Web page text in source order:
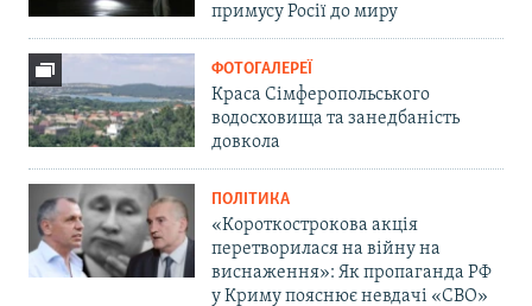
примусу Росії до миру
ФОТОГАЛЕРЕЇ
Краса Сімферопольського
водосховища та занедбаність
довкола
ПОЛІТИКА
«Короткострокова акція
перетворилася на війну на
виснаження»: Як пропаганда РФ
у Криму пояснює невдачі «СВО»